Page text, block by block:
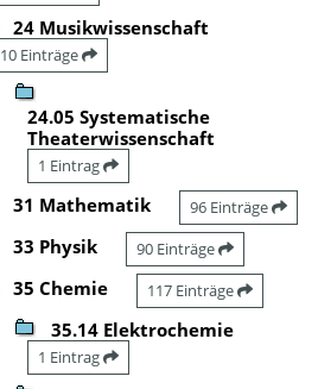
24 Musikwissenschaft
10 Einträge
24.05 Systematische
Theaterwissenschaft
1 Eintrag
31 Mathematik 96 Einträge
33 Physik 90 Einträge
35 Chemie 117 Einträge
35.14 Elektrochemie
1 Eintrag